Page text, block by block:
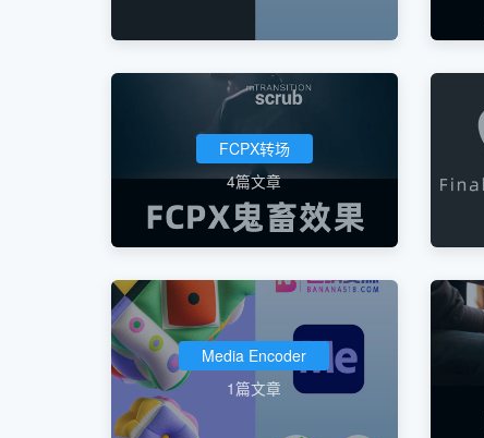
FCPX转场
4篇文章
Media Encoder
1篇文章